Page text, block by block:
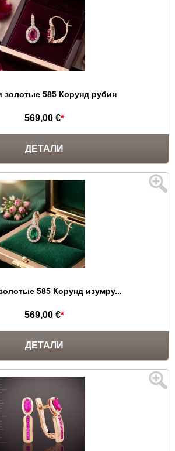
золотые 585 Корунд рубин
569,00 €*
ДЕТАЛИ
585 Корунд изумру...
569,00 €*
ДЕТАЛИ